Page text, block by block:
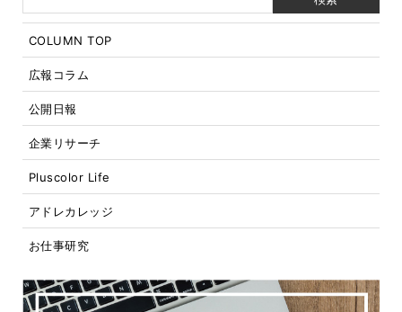
COLUMN TOP
広報コラム
公開日報
企業リサーチ
Pluscolor Life
アドレカレッジ
お仕事研究